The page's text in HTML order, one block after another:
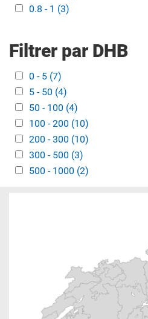
Apply 0.8 - 1 filter
0.8 - 1 (3)
Filtrer par DHB
Apply 0 - 5 filter
0 - 5 (7)
Apply 5 - 50 filter
5 - 50 (4)
Apply 50 - 100 filter
50 - 100 (4)
Apply 100 - 200 filter
100 - 200 (10)
Apply 200 - 300 filter
200 - 300 (10)
Apply 300 - 500 filter
300 - 500 (3)
Apply 500 - 1000 filter
500 - 1000 (2)